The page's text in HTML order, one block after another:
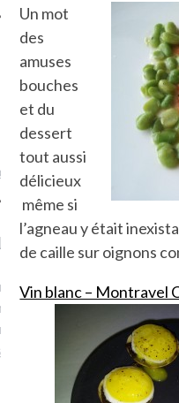
MOI SUR
TWITTER
@Isa_Monrozier
ARCACHON
je t'aime, my little bassin
comment ? "
je ne parle presque que
Un mot
des
amuses
bouches
et du
dessert
tout aussi
délicieux
même si
l’agneau y était
de caille sur oignons
Vin blanc – Montravel